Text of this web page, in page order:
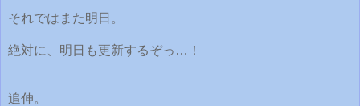
それではまた明日。
絶対に、明日も更新するぞっ…！
追伸。